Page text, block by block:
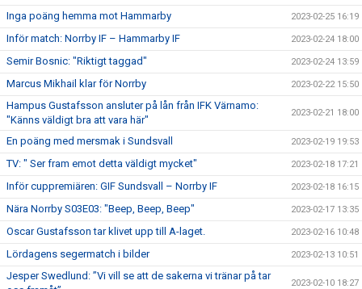
Inga poäng hemma mot Hammarby 2023-02-25 16:19
Inför match: Norrby IF – Hammarby IF 2023-02-24 18:00
Semir Bosnic: "Riktigt taggad" 2023-02-24 13:59
Marcus Mikhail klar för Norrby 2023-02-22 15:50
Hampus Gustafsson ansluter på lån från IFK Värnamo:
"Känns väldigt bra att vara här"
2023-02-21 18:00
En poäng med mersmak i Sundsvall 2023-02-19 19:53
TV: " Ser fram emot detta väldigt mycket" 2023-02-18 17:21
Inför cuppremiären: GIF Sundsvall – Norrby IF 2023-02-18 16:15
Nära Norrby S03E03: "Beep, Beep, Beep" 2023-02-17 13:35
Oscar Gustafsson tar klivet upp till A-laget. 2023-02-16 10:48
Lördagens segermatch i bilder 2023-02-13 10:51
Jesper Swedlund: ”Vi vill se att de sakerna vi tränar på tar
2023-02-10 18:27